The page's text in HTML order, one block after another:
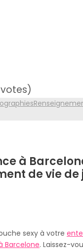
à
de vie de
sexy à votre
Barcelone. Laissez-